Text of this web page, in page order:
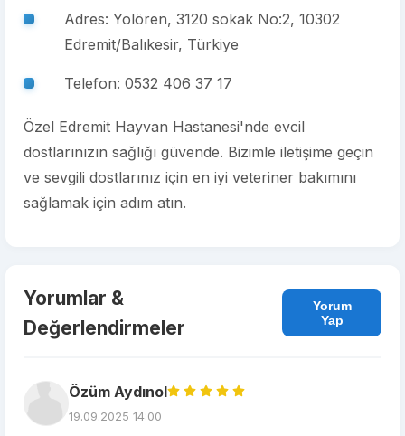
Adres: Yolören, 3120 sokak No:2, 10302
Edremit/Balıkesir, Türkiye
Telefon: 0532 406 37 17
Özel Edremit Hayvan Hastanesi'nde evcil
dostlarınızın sağlığı güvende. Bizimle iletişime geçin
ve sevgili dostlarınız için en iyi veteriner bakımını
sağlamak için adım atın.
Yorumlar &
Değerlendirmeler
Yorum
Yap
Özüm Aydınol
19.09.2025 14:00